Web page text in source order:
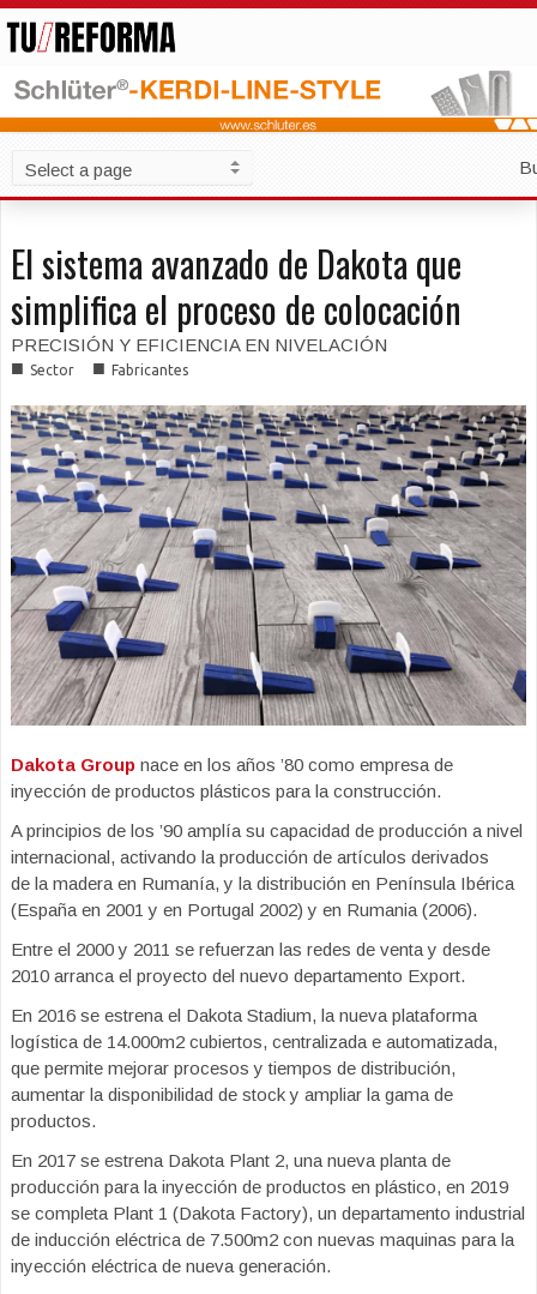
El sistema avanzado de Dakota que
simplifica el proceso de colocación
PRECISIÓN Y EFICIENCIA EN NIVELACIÓN
■ Sector ■ Fabricantes
Dakota Group nace en los años ’80 como empresa de
inyección de productos plásticos para la construcción.
A principios de los ’90 amplía su capacidad de producción a nivel
internacional, activando la producción de artículos derivados
de la madera en Rumanía, y la distribución en Península Ibérica
(España en 2001 y en Portugal 2002) y en Rumania (2006).
Entre el 2000 y 2011 se refuerzan las redes de venta y desde
2010 arranca el proyecto del nuevo departamento Export.
En 2016 se estrena el Dakota Stadium, la nueva plataforma
logística de 14.000m2 cubiertos, centralizada e automatizada,
que permite mejorar procesos y tiempos de distribución,
aumentar la disponibilidad de stock y ampliar la gama de
productos.
En 2017 se estrena Dakota Plant 2, una nueva planta de
producción para la inyección de productos en plástico, en 2019
se completa Plant 1 (Dakota Factory), un departamento industrial
de inducción eléctrica de 7.500m2 con nuevas maquinas para la
inyección eléctrica de nueva generación.